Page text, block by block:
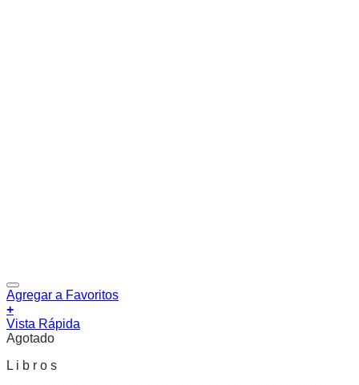
Agregar a Favoritos
+
Vista Rápida
Agotado
L i b r o s